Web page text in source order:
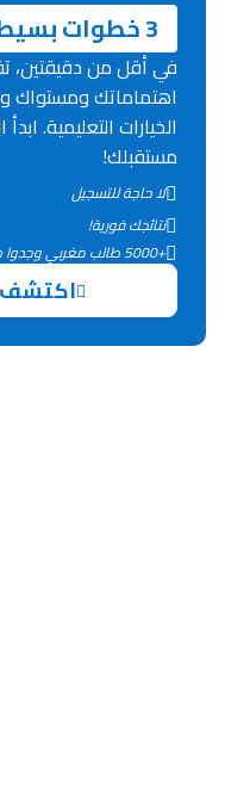
3 خطوات بسيطة
في أقل من دقيقتين،
اهتماماتك
الخيارات التعليمية.
مستقبلك!
لا حاجة للتسجيل
نتائجك فورية!
+5000 طالب مغربي وجدوا طريقهم بفضل 9rayti.
اكتشف